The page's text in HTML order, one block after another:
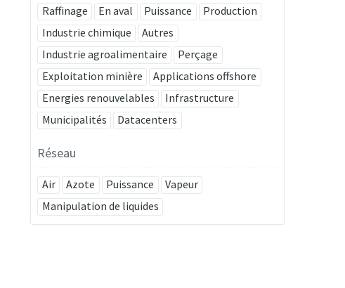
Raffinage
En aval Puissance
Production
Industrie chimique
Autres
Industrie agroalimentaire
Perçage
Exploitation minière
Applications offshore
Energies renouvelables
Infrastructure
Municipalités
Datacenters
Réseau
Air Azote Puissance
Vapeur
Manipulation de liquides